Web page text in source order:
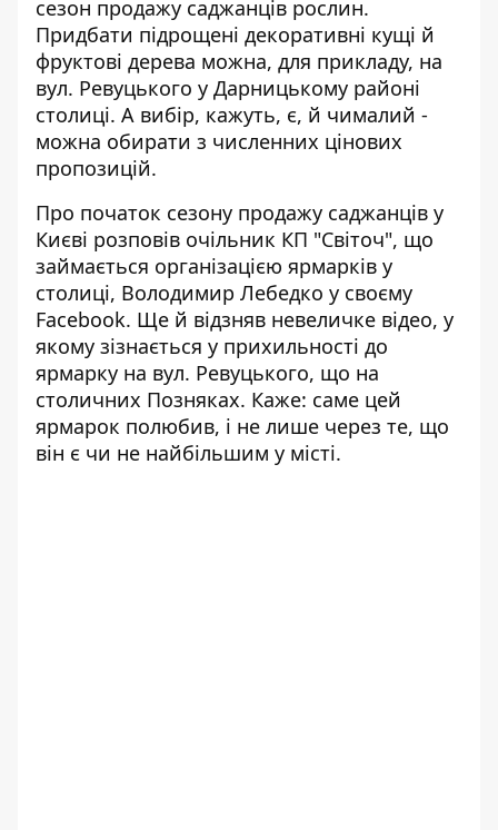
сезон продажу саджанців рослин.
Придбати підрощені декоративні кущі й
фруктові дерева можна, для прикладу, на
вул. Ревуцького у Дарницькому районі
столиці. А вибір, кажуть, є, й чималий -
можна обирати з численних цінових
пропозицій.
Про початок сезону продажу саджанців у
Києві розповів очільник КП "Світоч", що
займається організацією ярмарків у
столиці, Володимир Лебедко у своєму
Facebook. Ще й відзняв невеличке відео, у
якому зізнається у прихильності до
ярмарку на вул. Ревуцького, що на
столичних Позняках. Каже: саме цей
ярмарок полюбив, і не лише через те, що
він є чи не найбільшим у місті.